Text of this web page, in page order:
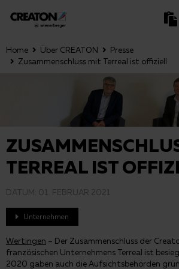
Home Über CREATON
Presse
Zusammenschluss mit Terreal ist offiziell
TERREAL IST
DATUM: 01. FEBRUAR 2021
Unternehmen
Wertingen – Der Zusammenschluss der
französischen Unternehmens Terreal ist
2020 gaben auch die Aufsichtsbehörden